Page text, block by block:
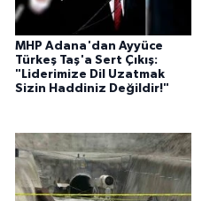
MHP Adana'dan Ayyüce
Türkeş Taş'a Sert Çıkış:
"Liderimize Dil Uzatmak
Sizin Haddiniz Değildir!"